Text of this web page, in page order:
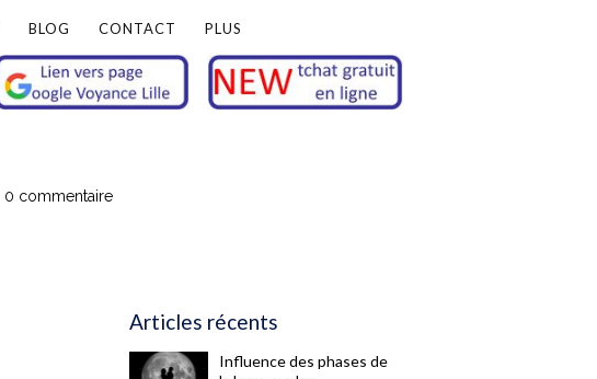
BLOG CONTACT PLUS
0 commentaire
Articles récents
Influence des phases de